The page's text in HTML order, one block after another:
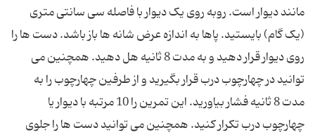
مانند دیوار است. روبه روی یک دیوار با فاصله سی سانتی متری
(یک گام) بایستید. پاها به اندازه عرض شانه ها باز باشد. دست ها را
روی دیوار قرار دهید و به مدت 8 ثانیه هل دهید. همچنین می
توانید در چهارچوب درب قرار بگیرید و از طرفین چهارچوب را به
مدت 8 ثانیه فشار بیاورید. این تمرین را 10 مرتبه با دیوار یا
چهارچوب درب تکرار کنید. همچنین می توانید دست ها را جلوی